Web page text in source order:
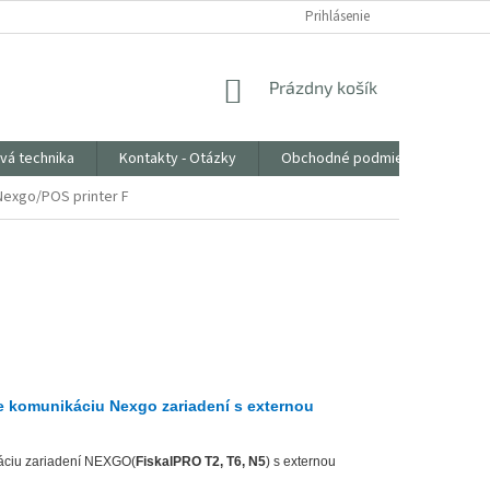
Prihlásenie
NÁKUPNÝ
Prázdny košík
technika Kontakty - Otázky
Obchodné podmienky
POS printer F
komunikáciu Nexgo zariadení s externou
zariadení NEXGO(FiskalPRO T2, T6, N5) s externou